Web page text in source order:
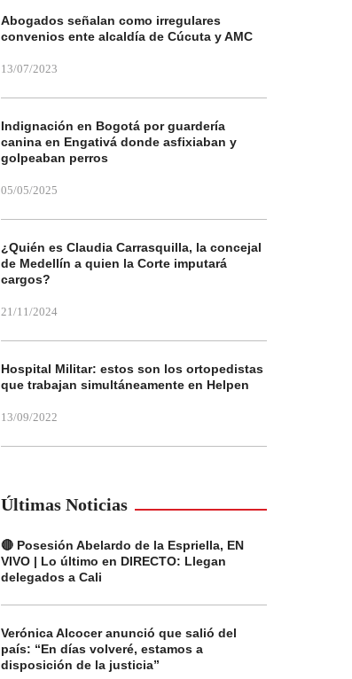
Abogados señalan como irregulares
convenios ente alcaldía de Cúcuta y AMC
13/07/2023
Indignación en Bogotá por guardería
canina en Engativá donde asfixiaban y
golpeaban perros
05/05/2025
¿Quién es Claudia Carrasquilla, la concejal
de Medellín a quien la Corte imputará
cargos?
21/11/2024
Hospital Militar: estos son los ortopedistas
que trabajan simultáneamente en Helpen
13/09/2022
Últimas Noticias
🔴 Posesión Abelardo de la Espriella, EN
VIVO | Lo último en DIRECTO: Llegan
delegados a Cali
Verónica Alcocer anunció que salió del
país: “En días volveré, estamos a
disposición de la justicia”